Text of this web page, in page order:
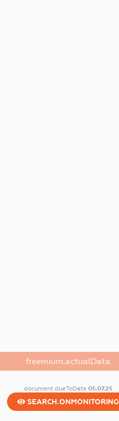
freemium.actualData
document.dueToDate 05.07.25
SEARCH.ONMONITORING